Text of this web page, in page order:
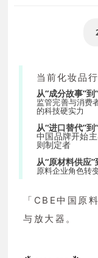
当前化妆品
从“成分故事”到
监管完善与消费
的科技硬实力
从“进口替代”到
中国品牌开始
则制定者
从“原材料供应
原料企业角色转
「CBE中国原
与放大器。